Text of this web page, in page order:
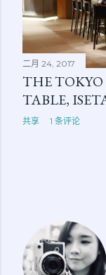
二月 24, 2017
THE
TABLE,
共享 1 条评论